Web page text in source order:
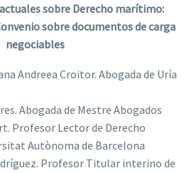
sobre Derecho marítimo:
sobre documentos de carga
negociables
Andreea Croitor. Abogada de Uría
Abogada de Mestre Abogados
Profesor Lector de Derecho
Autònoma de Barcelona
Profesor Titular interino de